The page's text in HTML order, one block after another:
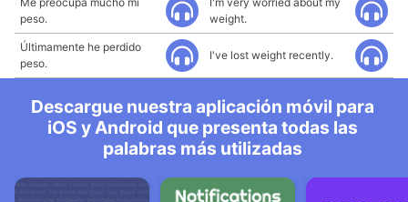
peso.
weight.
Últimamente he perdido
peso.
I've lost weight recently.
Descargue nuestra aplicación móvil para
iOS y Android que presenta todas las
palabras más utilizadas